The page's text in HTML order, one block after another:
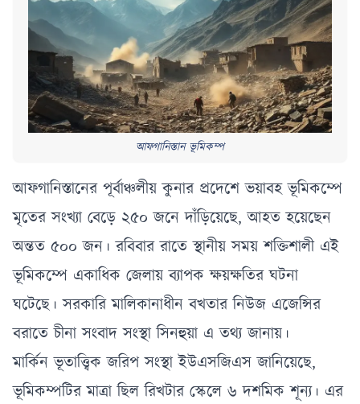
আফগানিস্তান ভূমিকম্প
আফগানিস্তানের পূর্বাঞ্চলীয় কুনার প্রদেশে ভয়াবহ ভূমিকম্পে
মৃতের সংখ্যা বেড়ে ২৫০ জনে দাঁড়িয়েছে, আহত হয়েছেন
অন্তত ৫০০ জন। রবিবার রাতে স্থানীয় সময় শক্তিশালী এই
ভূমিকম্পে একাধিক জেলায় ব্যাপক ক্ষয়ক্ষতির ঘটনা
ঘটেছে। সরকারি মালিকানাধীন বখতার নিউজ এজেন্সির
বরাতে চীনা সংবাদ সংস্থা সিনহুয়া এ তথ্য জানায়।
মার্কিন ভূতাত্ত্বিক জরিপ সংস্থা ইউএসজিএস জানিয়েছে,
ভূমিকম্পটির মাত্রা ছিল রিখটার স্কেলে ৬ দশমিক শূন্য। এর